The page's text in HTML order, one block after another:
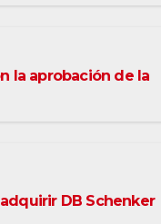
la aprobación de la
DB Schenker